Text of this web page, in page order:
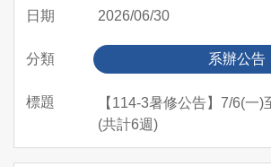
2026/06/30
系辦公告
【114-3暑修公告】7/6(一)
(共計6週)